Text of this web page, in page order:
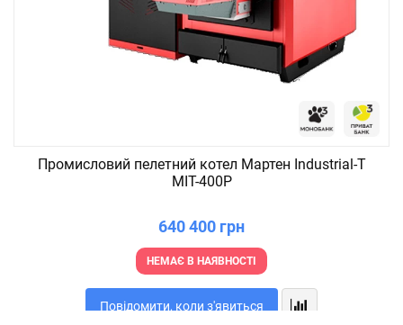
Промисловий пелетний котел Мартен Industrial-T
MIT-400P
640 400 грн
НЕМАЄ В НАЯВНОСТІ
Повідомити, коли з'явиться